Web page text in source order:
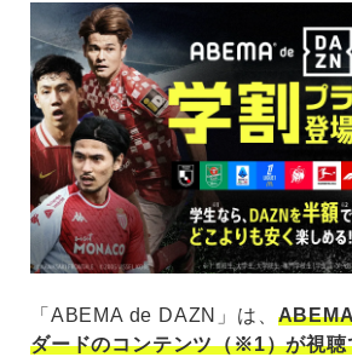
「ABEMA de DAZN」は、
ダードのコンテンツ（※1）が視聴